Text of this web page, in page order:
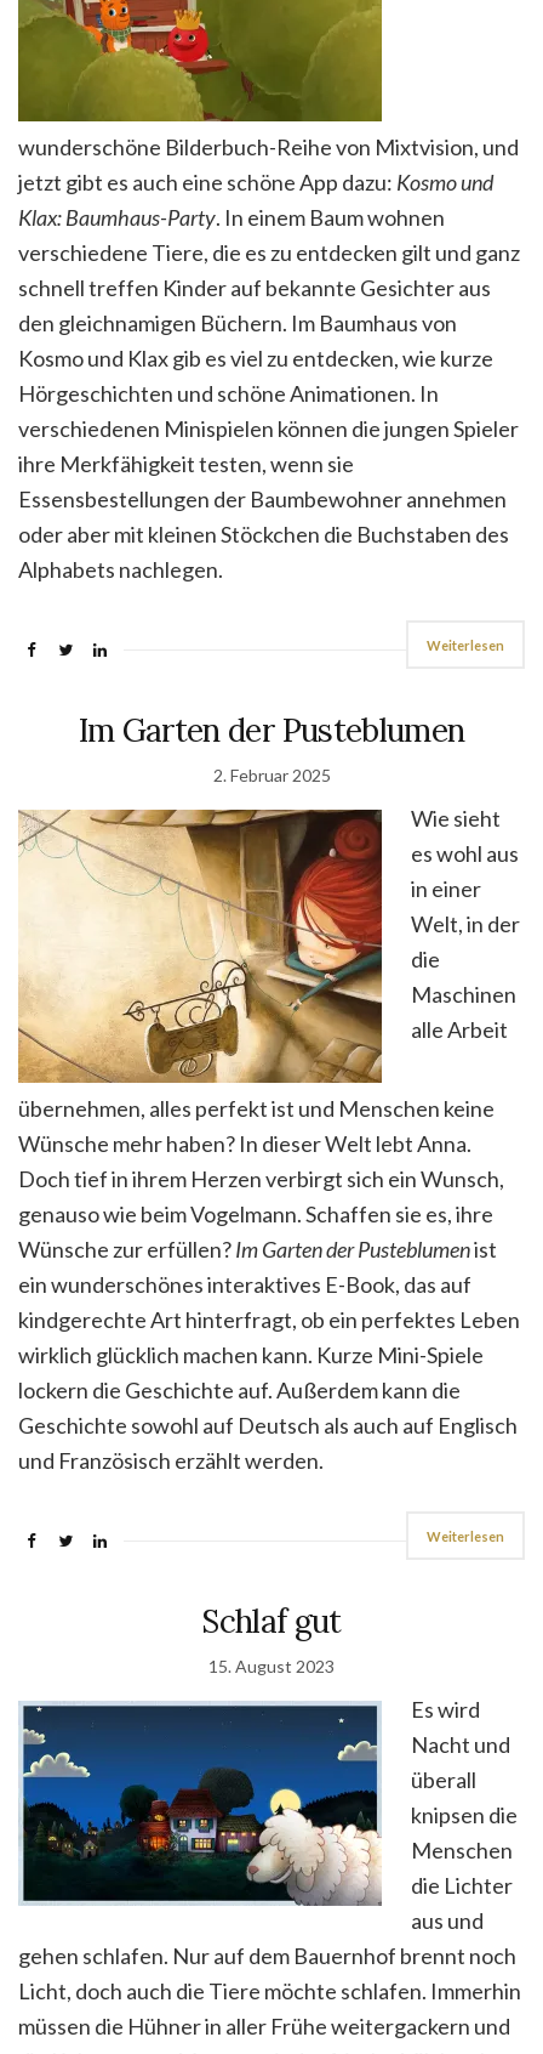
wunderschöne Bilderbuch-Reihe von Mixtvision, und
jetzt gibt es auch eine schöne App dazu: Kosmo und
Klax: Baumhaus-Party. In einem Baum wohnen
verschiedene Tiere, die es zu entdecken gilt und ganz
schnell treffen Kinder auf bekannte Gesichter aus
den gleichnamigen Büchern. Im Baumhaus von
Kosmo und Klax gib es viel zu entdecken, wie kurze
Hörgeschichten und schöne Animationen. In
verschiedenen Minispielen können die jungen Spieler
ihre Merkfähigkeit testen, wenn sie
Essensbestellungen der Baumbewohner annehmen
oder aber mit kleinen Stöckchen die Buchstaben des
Alphabets nachlegen.
Weiterlesen
Im Garten der Pusteblumen
2. Februar 2025
Wie sieht
es wohl aus
in einer
Welt, in der
die
Maschinen
alle Arbeit
übernehmen, alles perfekt ist und Menschen keine
Wünsche mehr haben? In dieser Welt lebt Anna.
Doch tief in ihrem Herzen verbirgt sich ein Wunsch,
genauso wie beim Vogelmann. Schaffen sie es, ihre
Wünsche zur erfüllen?Im Garten der Pusteblumenist
ein wunderschönes interaktives E-Book, das auf
kindgerechte Art hinterfragt, ob ein perfektes Leben
wirklich glücklich machen kann. Kurze Mini-Spiele
lockern die Geschichte auf. Außerdem kann die
Geschichte sowohl auf Deutsch als auch auf Englisch
und Französisch erzählt werden.
Weiterlesen
Schlaf gut
15. August 2023
Es wird
Nacht und
überall
knipsen die
Menschen
die Lichter
aus und
gehen schlafen. Nur auf dem Bauernhof brennt noch
Licht, doch auch die Tiere möchte schlafen. Immerhin
müssen die Hühner in aller Frühe weitergackern und